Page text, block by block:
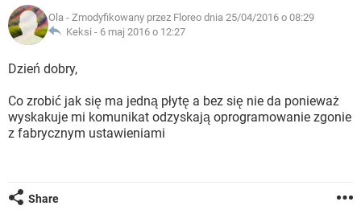
WINDOWS 10
INSTAGRAM FACEBOOK
WINDOWS 10
GRY
IOS
INSTAGRAM
COVID-19 TIKTOK
GRY
SPOTIFY
INSTAGRAM FACEBOOK
WINDOWS 10
ARTYKUŁY
COVID-19
SPOTIFY NETFLIX
INSTAGRAM
Ola - Zmodyfikowany przez Floreo dnia 25/04/2016 o 08:29
Keksi - 6 maj 2016 o 12:27
Dzień dobry,
Co zrobić jak się ma jedną płytę a bez się nie da ponieważ
wyskakuje mi komunikat odzyskają oprogramowanie zgonie
z fabrycznym ustawieniami
Share